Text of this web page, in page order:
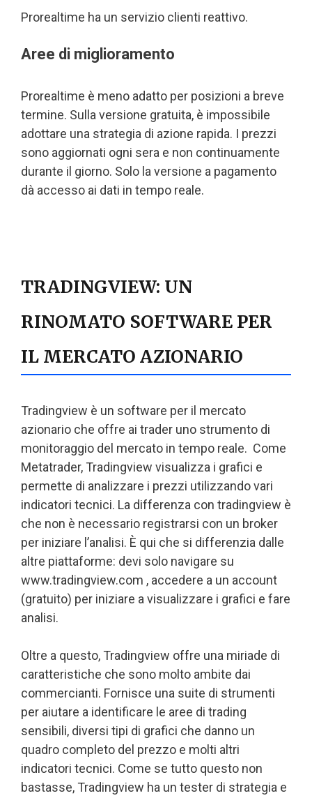
Prorealtime ha un servizio clienti reattivo.
Aree di miglioramento
Prorealtime è meno adatto per posizioni a breve
termine. Sulla versione gratuita, è impossibile
adottare una strategia di azione rapida. I prezzi
sono aggiornati ogni sera e non continuamente
durante il giorno. Solo la versione a pagamento
dà accesso ai dati in tempo reale.
TRADINGVIEW: UN
RINOMATO SOFTWARE PER
IL MERCATO AZIONARIO
Tradingview è un software per il mercato
azionario che offre ai trader uno strumento di
monitoraggio del mercato in tempo reale. Come
Metatrader, Tradingview visualizza i grafici e
permette di analizzare i prezzi utilizzando vari
indicatori tecnici. La differenza con tradingview è
che non è necessario registrarsi con un broker
per iniziare l’analisi. È qui che si differenzia dalle
altre piattaforme: devi solo navigare su
www.tradingview.com , accedere a un account
(gratuito) per iniziare a visualizzare i grafici e fare
analisi.
Oltre a questo, Tradingview offre una miriade di
caratteristiche che sono molto ambite dai
commercianti. Fornisce una suite di strumenti
per aiutare a identificare le aree di trading
sensibili, diversi tipi di grafici che danno un
quadro completo del prezzo e molti altri
indicatori tecnici. Come se tutto questo non
bastasse, Tradingview ha un tester di strategia e